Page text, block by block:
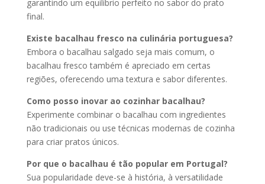
garantindo um equilíbrio perfeito no sabor do prato
final.
Existe bacalhau fresco na culinária portuguesa?
Embora o bacalhau salgado seja mais comum, o
bacalhau fresco também é apreciado em certas
regiões, oferecendo uma textura e sabor diferentes.
Como posso inovar ao cozinhar bacalhau?
Experimente combinar o bacalhau com ingredientes
não tradicionais ou use técnicas modernas de cozinha
para criar pratos únicos.
Por que o bacalhau é tão popular em Portugal?
Sua popularidade deve-se à história, à versatilidade